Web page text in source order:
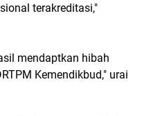
terakreditasi,"
mendaptkan hibah
Kemendikbud," urai